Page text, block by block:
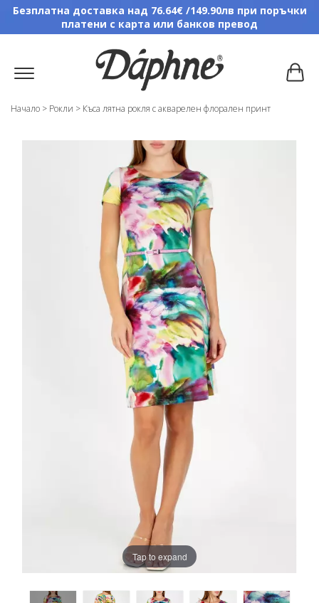
Безплатна доставка над 76.64€ /149.90лв при поръчки
платени с карта или банков превод
Начало > Рокли > Къса лятна рокля с акварелен флорален принт
Tap to expand